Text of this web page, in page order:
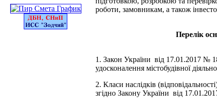
роботи, замовникам, а також
Перелік
1. Закон України від 17.01.2017 №
удосконалення містобудівної
2. Класи наслідків
згідно Закону України від